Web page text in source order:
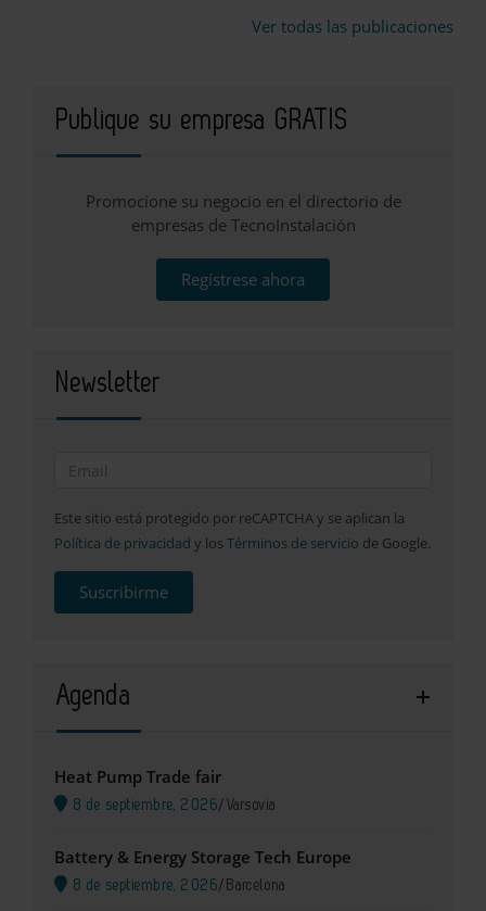
Ver todas las publicaciones
Publique su empresa GRATIS
Promocione su negocio en el directorio de
empresas de TecnoInstalación
Regístrese ahora
Newsletter
Este sitio está protegido por reCAPTCHA y se aplican la
Política de privacidad y los Términos de servicio de Google.
Suscribirme
Agenda
Heat Pump Trade fair
8 de septiembre, 2026/ Varsovia
Battery & Energy Storage Tech Europe
8 de septiembre, 2026/ Barcelona